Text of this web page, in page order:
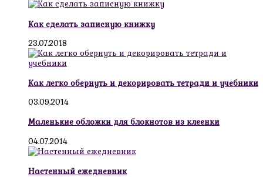
Как сделать записную книжку
23.07.2018
Как легко обернуть и декорировать тетради и учебники
03.09.2014
Маленькие обложки для блокнотов из клеенки
04.07.2014
Настенный ежедневник